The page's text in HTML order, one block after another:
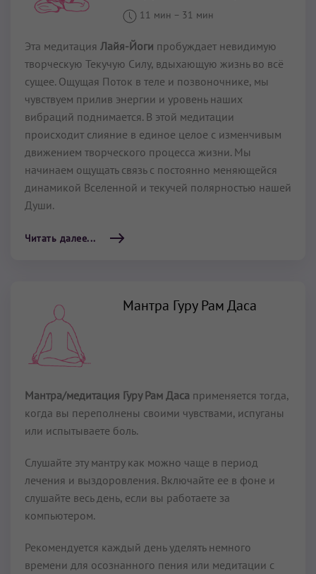
11 мин – 31 мин
Эта медитация Лайя-Йоги пробуждает невидимую
творческую Текучую Силу, вдыхающую жизнь во всё
сущее. Ощущая Поток в теле и позвоночнике, мы
чувствуем прилив энергии и уровень наших
вибраций поднимается. В этой медитации
происходит слияние в единое целое с изменчивым
движением творческого процесса жизни. Мы
начинаем ощущать связь с постоянно меняющейся
динамикой Вселенной и те­кучей полярностью нашей
Души.
Читать далее...
Мантра Гуру Рам Даса
Мантра/медитация Гуру Рам Даса применяется тогда,
когда вы переполнены своими чувствами, испуганы
или испытываете боль.
Слушайте эту мантру как можно чаще в период
лечения и выздоровления. Включайте ее в фоне и
слушайте весь день, если вы работаете за
компьютером.
Рекомендуется каждый день уделять немного
времени для осознанного пения или медитации с